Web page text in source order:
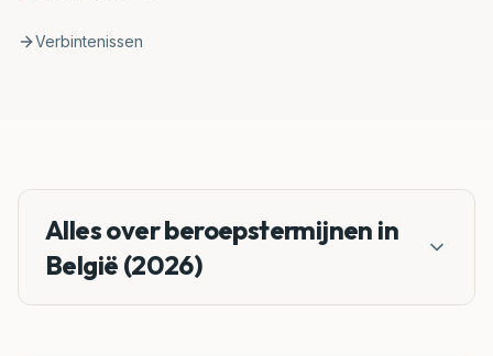
Verbintenissen
Alles over beroepstermijnen in
België (2026)